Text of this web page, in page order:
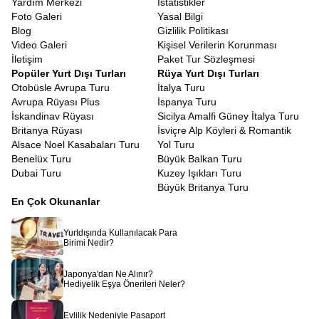
Tatil bütçenizi planlarken, aldığınız hizmetin içeriğine dikkat
etmeniz gerekir. Avrupa Rüyası olarak amacımız, lüksten ödün
vermeden ulaşılabilir fiyatlarla hayallerinizi gerçekleştirmektir.
Erken rezervasyon dönemlerini takip ederek, hayalinizdeki tatili
çok daha ekonomik hale getirebilirsiniz.Uygun Fiyatlı Güney
İtalya Turu
arayışında olan gezginler için ekstra turların çoğunun
paket fiyata dahil edilmesi büyük bir avantajdır. Diğer turlarda
ekstra adı altında satılan ve gezi maliyetini ikiye katlayan pek çok
şehir turu ve ören yeri ziyareti, bizim programlarımızda standart
olarak sunulur. Böylece tura çıktığınızda cüzdanınızı düşünmek
zorunda kalmaz, sadece anın tadını çıkarırsınız.
7 Gün İtalya Güney Turu
Modern hayatın yoğun temposunda, uzun tatiller için zaman
bulmak her zaman mümkün olmayabilir. Bu nedenle, zamanı en
verimli şekilde kullanan, yorucu olmayan ama dolu dolu bir
program hazırladık.
versiyonlarımız, bir haftalık bir süre içinde size bir ayda
yaşayabileceğiniz deneyimi sığdırır. Programın akışı, şehirlerarası
geçişlerin yoruculuğunu en aza indirecek şekilde, optimize edilmiş
rotalarla planlanmıştır. Bir sabah Bari’de uyanıp ertesi gün
Napoli’de pizzanızı yiyebilir, turun sonunda ise Sicilya’da gün
batımını izleyebilirsiniz. Her gün yeni bir şehir, yeni bir kültür ve
Foto Galeri
Blog
Video Galeri
İletişim
Yasal Bilgi
Gizlilik Politikası
Kişisel Verilerin Korunması
Paket Tur Sözleşmesi
Popüler Yurt Dışı Turları
Otobüsle Avrupa Turu
Avrupa Rüyası Plus
İskandinav Rüyası
Britanya Rüyası
Alsace Noel Kasabaları Turu
Benelüx Turu
Dubai Turu
Rüya Yurt Dışı Turları
İtalya Turu
İspanya Turu
Sicilya Amalfi Güney İtalya Turu
İsviçre Alp Köyleri & Romantik
Yol Turu
Büyük Balkan Turu
Kuzey Işıkları Turu
Büyük Britanya Turu
En Çok Okunanlar
Yurtdışında Kullanılacak Para
Birimi Nedir?
Japonya'dan Ne Alınır?
Hediyelik Eşya Önerileri Neler?
Evlilik Nedeniyle Pasaport